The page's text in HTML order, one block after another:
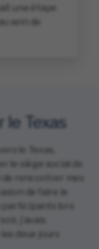
une étape
sein de
le Texas
le Texas,
de rencontrer mes
de faire la
lors
deux jours